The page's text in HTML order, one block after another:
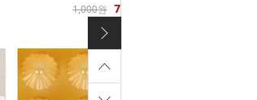
1,000원 750원